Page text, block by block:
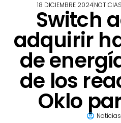
18 DICIEMBRE 2024NOTICIAS
Switch
adquirir
de
de los
Oklo